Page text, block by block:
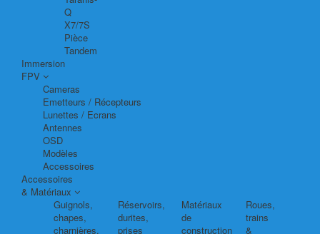
Q
X7/7S
Pièce
Tandem
Immersion
FPV
Cameras
Emetteurs / Récepteurs
Lunettes / Ecrans
Antennes
OSD
Modèles
Accessoires
Accessoires
& Matériaux
Guignols,
chapes,
charnières,
Réservoirs,
durites,
prises
Matériaux
de
construction
Roues,
trains
&